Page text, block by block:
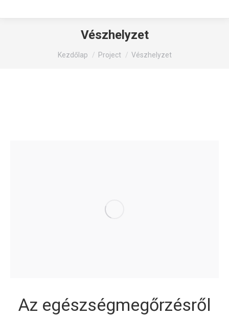
Vészhelyzet
You are here:
Kezdőlap Project Vészhelyzet
Az egészségmegőrzésről